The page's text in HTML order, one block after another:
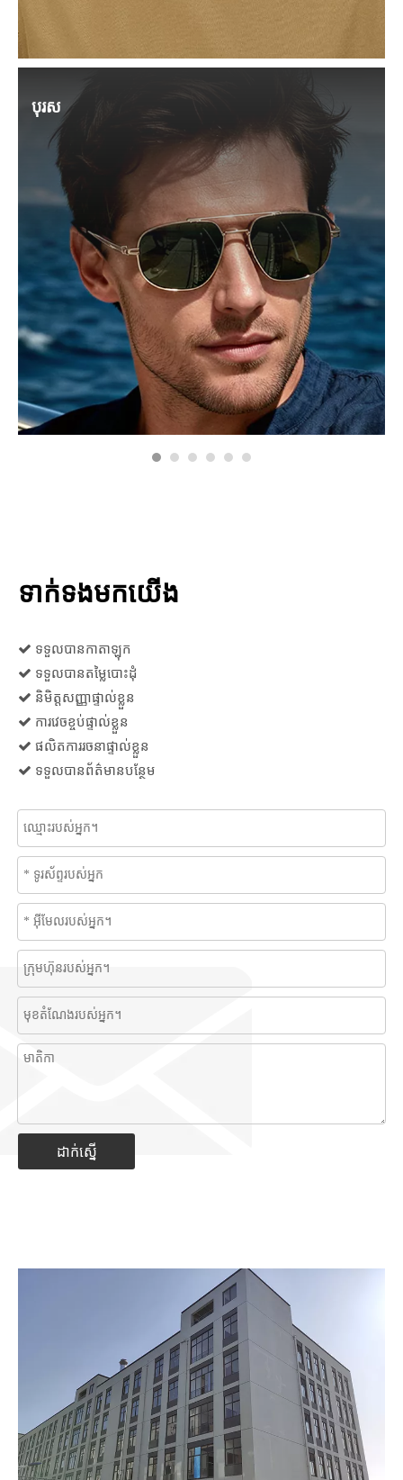
បុរស
ទាក់ទងមកយើង
 ទទួលបានកាតាឡុក
 ទទួលបានតម្លៃបោះដុំ
 និមិត្តសញ្ញាផ្ទាល់ខ្លួន
 ការវេចខ្ចប់ផ្ទាល់ខ្លួន
 ផលិតការរចនាផ្ទាល់ខ្លួន
 ទទួលបានព័ត៌មានបន្ថែម
ដាក់ស្នើ